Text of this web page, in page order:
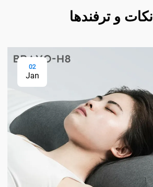
نکات و ترفندها
02
Jan